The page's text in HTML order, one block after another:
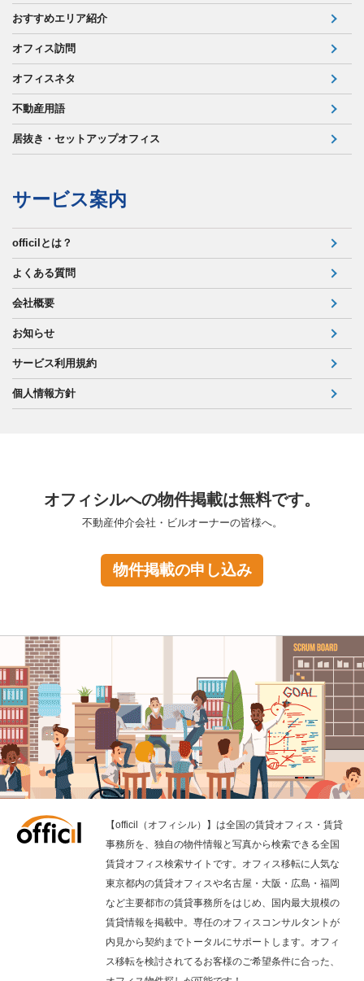
おすすめエリア紹介
オフィス訪問
オフィスネタ
不動産用語
居抜き・セットアップオフィス
サービス案内
officilとは？
よくある質問
会社概要
お知らせ
サービス利用規約
個人情報方針
オフィシルへの物件掲載は無料です。
不動産仲介会社・ビルオーナーの皆様へ。
物件掲載の申し込み
【officil（オフィシル）】は全国の賃貸オフィス・賃貸
事務所を、独自の物件情報と写真から検索できる全国
賃貸オフィス検索サイトです。オフィス移転に人気な
東京都内の賃貸オフィスや名古屋・大阪・広島・福岡
など主要都市の賃貸事務所をはじめ、国内最大規模の
賃貸情報を掲載中。専任のオフィスコンサルタントが
内見から契約までトータルにサポートします。オフィ
ス移転を検討されてるお客様のご希望条件に合った、